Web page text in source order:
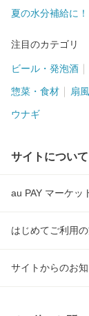
夏の水分補給に
注目のカテゴリ
ビール・発泡酒
惣菜・食材 扇
ウナギ
サイトについて
au PAY マーケッ
はじめてご利用
サイトからのお